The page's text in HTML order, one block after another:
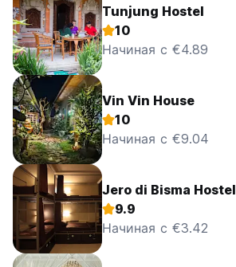
Tunjung Hostel
10
Начиная с €4.89
Vin Vin House
10
Начиная с €9.04
Jero di Bisma Hostel
9.9
Начиная с €3.42